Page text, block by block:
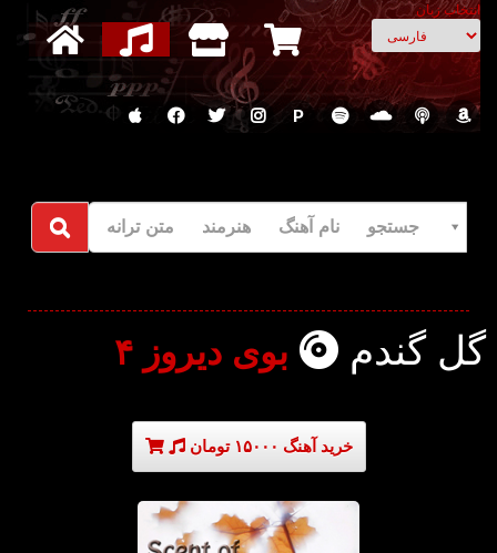
انتخاب زبان
P
جستجو نام آهنگ هنرمند متن ترانه
گل گندم بوی دیروز ۴
خرید آهنگ ۱۵۰۰۰ تومان